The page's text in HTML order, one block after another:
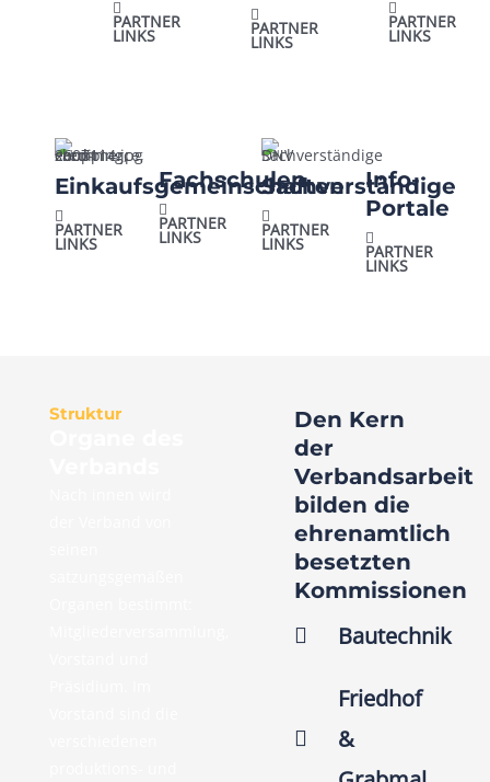
PARTNER
LINKS PARTNER
LINKS
PARTNER
LINKS
Einkaufsgemeinschaften
PARTNER
LINKS
Fachschulen
PARTNER
LINKS
Sachverständige
PARTNER
LINKS
Info-
Portale
PARTNER
LINKS
Struktur
Den Kern
der
Verbandsarbeit
bilden die
ehrenamtlich
besetzten
Kommissionen
Bautechnik
Friedhof
&